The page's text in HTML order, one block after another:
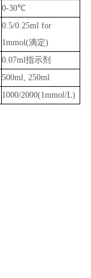
0-30℃
0.5/0.25ml for
1mmol(滴定)
0.07ml指示剂
500ml, 250ml
1000/2000(1mmol/L)